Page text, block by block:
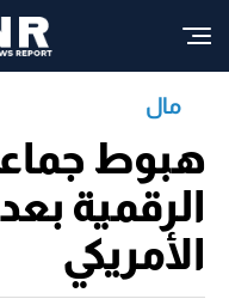
مال
هبوط
الرقمية
الأمريكي